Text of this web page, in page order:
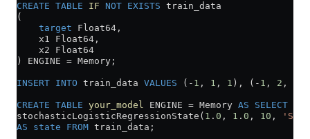
CREATE TABLE IF NOT EXISTS train_data
(
    target
Float64,
    x1 Float64,
    x2 Float64
) ENGINE = Memory;
INSERT INTO train_data VALUES ( - 1 , 1 , 1 ), ( - 1 , 2 ,
CREATE TABLE your_model ENGINE = Memory AS SELECT
stochasticLogisticRegressionState( 1 . 0 , 1 . 0 , 10 ,
'SGD'
AS state FROM train_data;